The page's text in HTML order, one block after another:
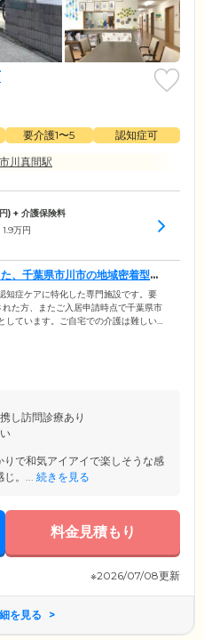
要介護1〜5
認知症可
市川真間駅
) + 介護保険料
1.9万円
、千葉県市川市の地域密着型・
知症ケアに特化した専門施設です。要
た方、またご入居申請時点で千葉県市
しています。ご自宅での介護は難しい
り徒歩約10分の場所に位置しておりま
たケアができるよう、1グループ最大
し訪問診療あり
で和気アイアイで楽しそうな感
じ。... 続きを見る
料金見積もり
※2026/07/08更新
を見る